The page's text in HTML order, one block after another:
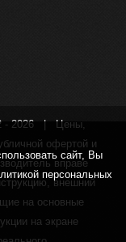
- 2026 | Цены,
офертой и
вправе
внешний
на основные
на экране
сайт, Вы
персональных